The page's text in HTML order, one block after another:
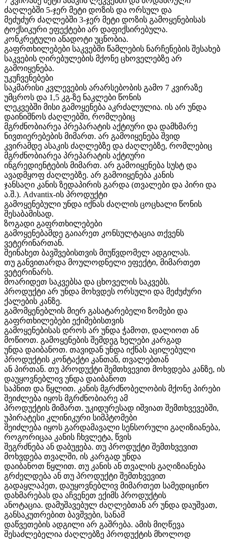
ძაღლებში 5-ჯერ მეტი დოზის და ორსულ და
მეძუძურ ძაღლებში 3-ჯერ მეტი დოზის გამოყენებისას
ტოქსიკური ეფექტები არ დაფიქსირებულა.
კონკრეტული ანადოტი უცნობია.
გაფრთხილებები საკვებში წამლების ნარჩენების შესახებ
საკვების ღირებულების მქონე ცხოველებზე არ
გამოიყენება.
უკუჩვენებები
საკმარისი კვლევების არარსებობის გამო 7 კვირაზე
უმცროს და 1,5 კგ-ზე ნაკლები წონის
ლეკვებში მისი გამოყენება აკრძალულია. ის არ უნდა
დაინიშნოს ძაღლებში, რომლებიც
მგრძნობიარეა პრეპარატის აქტიური და დამხმარე
ნივთიერებების მიმართ. არ გამოიყენება შვიდ
კვირამდე ასაკის ძაღლებზე და ძაღლებზე, რომლებიც
მგრძნობიარეა პრეპარატის აქტიური
ინგრედიენტების მიმართ. არ გამოიყენება სუსტ და
ავადმყოფ ძაღლებზე. არ გამოიყენება კანის
ჯანსაღი კანის ზედაპირის გარდა (თვალები და პირი და
ა.შ.). Advantix-ის პროდუქტი
გამოყენებული უნდა იქნას ძაღლის ცოცხალი წონის
შესაბამისად.
ზოგადი გაფრთხილებები
გამოყენებამდე გაიარეთ კონსულტაცია თქვენს
ვეტერინართან.
შეინახეთ ბავშვებისთვის მიუწვდომელ ადგილას.
თუ განვითარდა მოულოდნელი ეფექტი, მიმართეთ
ვეტერინარს.
მოარიდეთ საკვებსა და ცხოველის საკვებს.
პროდუქტი არ უნდა მოხვდეს ორსული და მეძუძური
ქალების კანზე.
გამომყენებლის მიერ გასატარებელი ზომები და
გაფრთხილებები ექიმებისთვის
გამოყენებისას დროს არ უნდა ჭამოთ, დალიოთ ან
მოწიოთ. გამოყენების შემდეგ ხელები კარგად
უნდა დაიბანოთ. თავიდან უნდა იქნას აცილებული
პროდუქტის კონტაქტი კანთან, თვალებთან
ან პირთან. თუ პროდუქტი შემთხვევით მოხვდება კანზე, ის
დაუყოვნებლივ უნდა დაიბანოთ
საპნით და წყლით. კანის მგრძნობელობის მქონე პირები
შეიძლება იყოს მგრძნობიარე ამ
პროდუქტის მიმართ. უკიდურესად იშვიათ შემთხვევებში,
უპირატესი კლინიკური სიმპტომები
შეიძლება იყოს გარდამავალი სენსორული გაღიზიანება,
როგორიცაა კანის ჩხვლეტა, წვის
შეგრძნება ან დაბუჟება. თუ პროდუქტი შემთხვევით
მოხვდება თვალში, ის კარგად უნდა
დაიბანოთ წყლით. თუ კანის ან თვალის გაღიზიანება
გრძელდება ან თუ პროდუქტი შემთხვევით
გადაყლაპეთ, დაუყოვნებლივ მიმართეთ სამედიცინო
დახმარებას და აჩვენეთ ექიმს პროდუქტის
ანოტაცია. დამუშავებულ ძაღლებთან არ უნდა დაუშვათ,
განსაკუთრებით ბავშვები, სანამ
დაწვეთების ადგილი არ გაშრება. ამის მიღწევა
შესაძლებელია ძაღლებზე პროდუქტის მხოლოდ